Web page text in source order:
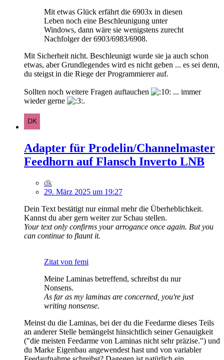
Mit etwas Glück erfährt die 6903x in diesen
Leben noch eine Beschleunigung unter
Windows, dann wäre sie wenigstens zurecht
Nachfolger der 6903/6983/6908.
Mit Sicherheit nicht. Beschleunigt wurde sie ja auch schon
etwas, aber Grundlegendes wird es nicht geben ... es sei denn,
du steigst in die Riege der Programmierer auf.
Sollten noch weitere Fragen auftauchen
... immer
wieder gerne
.
Adapter für Prodelin/Channelmaster
Feedhorn auf Flansch Inverto LNB
dk
29. März 2025 um 19:27
Dein Text bestätigt nur einmal mehr die Überheblichkeit.
Kannst du aber gern weiter zur Schau stellen.
Your text only confirms your arrogance once again. But you
can continue to flaunt it.
Zitat von femi
Meine Laminas betreffend, schreibst du nur
Nonsens.
As far as my laminas are concerned, you're just
writing nonsense.
Meinst du die Laminas, bei der du die Feedarme dieses Teils
an anderer Stelle bemängelst hinsichtlich seiner Genauigkeit
("die meisten Feedarme von Laminas nicht sehr präzise.") und
du Marke Eigenbau angewendest hast und von variabler